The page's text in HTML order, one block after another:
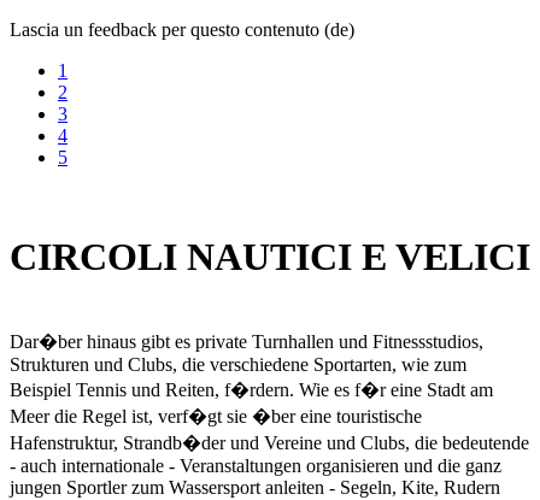
Lascia un feedback per questo contenuto (de)
1
2
3
4
5
CIRCOLI NAUTICI E VELICI
Dar�ber hinaus gibt es private Turnhallen und Fitnessstudios,
Strukturen und Clubs, die verschiedene Sportarten, wie zum
Beispiel Tennis und Reiten, f�rdern. Wie es f�r eine Stadt am
Meer die Regel ist, verf�gt sie �ber eine touristische
Hafenstruktur, Strandb�der und Vereine und Clubs, die bedeutende
- auch internationale - Veranstaltungen organisieren und die ganz
jungen Sportler zum Wassersport anleiten - Segeln, Kite, Rudern